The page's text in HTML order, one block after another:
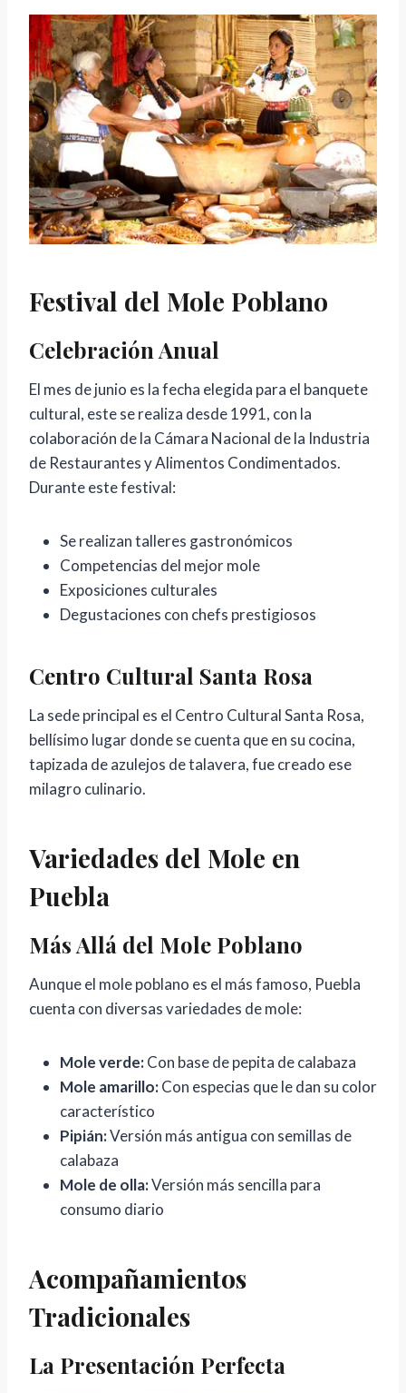
Festival del Mole Poblano
Celebración Anual
El mes de junio es la fecha elegida para el banquete
cultural, este se realiza desde 1991, con la
colaboración de la Cámara Nacional de la Industria
de Restaurantes y Alimentos Condimentados.
Durante este festival:
Se realizan talleres gastronómicos
Competencias del mejor mole
Exposiciones culturales
Degustaciones con chefs prestigiosos
Centro Cultural Santa Rosa
La sede principal es el Centro Cultural Santa Rosa,
bellísimo lugar donde se cuenta que en su cocina,
tapizada de azulejos de talavera, fue creado ese
milagro culinario.
Variedades del Mole en
Puebla
Más Allá del Mole Poblano
Aunque el mole poblano es el más famoso, Puebla
cuenta con diversas variedades de mole:
Mole verde:Con base de pepita de calabaza
Mole amarillo:Con especias que le dan su color
característico
Pipián:Versión más antigua con semillas de
calabaza
Mole de olla:Versión más sencilla para
consumo diario
Acompañamientos
Tradicionales
La Presentación Perfecta